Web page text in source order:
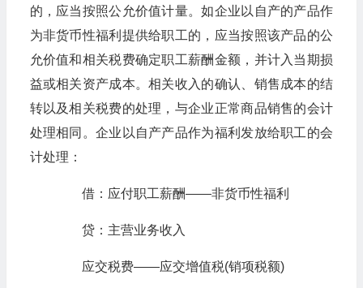
的，应当按照公允价值计量。如企业以自产的产品作
为非货币性福利提供给职工的，应当按照该产品的公
允价值和相关税费确定职工薪酬金额，并计入当期损
益或相关资产成本。相关收入的确认、销售成本的结
转以及相关税费的处理，与企业正常商品销售的会计
处理相同。企业以自产产品作为福利发放给职工的会
计处理：
借：应付职工薪酬——非货币性福利
贷：主营业务收入
应交税费——应交增值税(销项税额)